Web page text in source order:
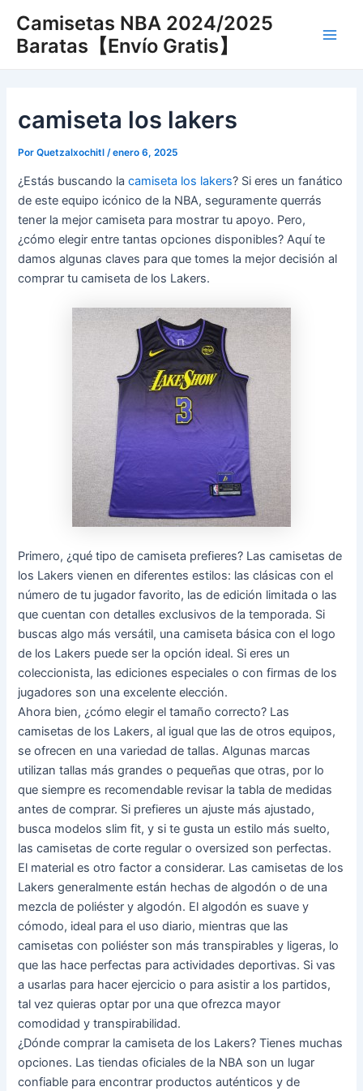
contenido
Camisetas NBA 2024/2025
Baratas【Envío Gratis】
camiseta los lakers
PorQuetzalxochitl/enero 6, 2025
¿Estás buscando lacamiseta los lakers? Si eres un fanático
de este equipo icónico de la NBA, seguramente querrás
tener la mejor camiseta para mostrar tu apoyo. Pero,
¿cómo elegir entre tantas opciones disponibles? Aquí te
damos algunas claves para que tomes la mejor decisión al
comprar tu camiseta de los Lakers.
Primero, ¿qué tipo de camiseta prefieres? Las camisetas de
los Lakers vienen en diferentes estilos: las clásicas con el
número de tu jugador favorito, las de edición limitada o las
que cuentan con detalles exclusivos de la temporada. Si
buscas algo más versátil, una camiseta básica con el logo
de los Lakers puede ser la opción ideal. Si eres un
coleccionista, las ediciones especiales o con firmas de los
jugadores son una excelente elección.
Ahora bien, ¿cómo elegir el tamaño correcto? Las
camisetas de los Lakers, al igual que las de otros equipos,
se ofrecen en una variedad de tallas. Algunas marcas
utilizan tallas más grandes o pequeñas que otras, por lo
que siempre es recomendable revisar la tabla de medidas
antes de comprar. Si prefieres un ajuste más ajustado,
busca modelos slim fit, y si te gusta un estilo más suelto,
las camisetas de corte regular o oversized son perfectas.
El material es otro factor a considerar. Las camisetas de los
Lakers generalmente están hechas de algodón o de una
mezcla de poliéster y algodón. El algodón es suave y
cómodo, ideal para el uso diario, mientras que las
camisetas con poliéster son más transpirables y ligeras, lo
que las hace perfectas para actividades deportivas. Si vas
a usarlas para hacer ejercicio o para asistir a los partidos,
tal vez quieras optar por una que ofrezca mayor
comodidad y transpirabilidad.
¿Dónde comprar la camiseta de los Lakers? Tienes muchas
opciones. Las tiendas oficiales de la NBA son un lugar
confiable para encontrar productos auténticos y de